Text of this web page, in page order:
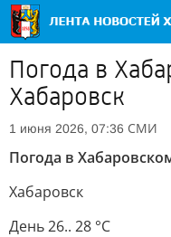
Погода в
Хабаровск
1 июня 2026, 07:36 СМИ
Погода в
Хабаровск
День 26.. 28 °C